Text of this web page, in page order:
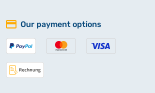
Our payment options